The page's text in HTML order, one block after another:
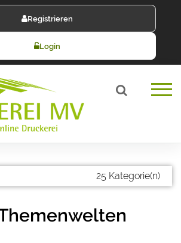
Registrieren
Login
25 Kategorie(n)